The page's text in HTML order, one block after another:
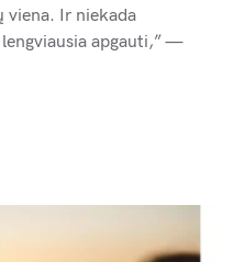
viena. Ir niekada
apgauti,” —